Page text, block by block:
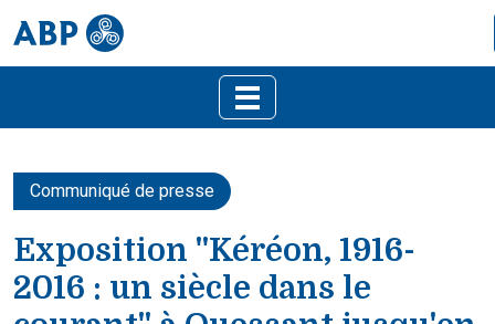
Communiqué de presse
Exposition "Kéréon, 1916-
2016 : un siècle dans le